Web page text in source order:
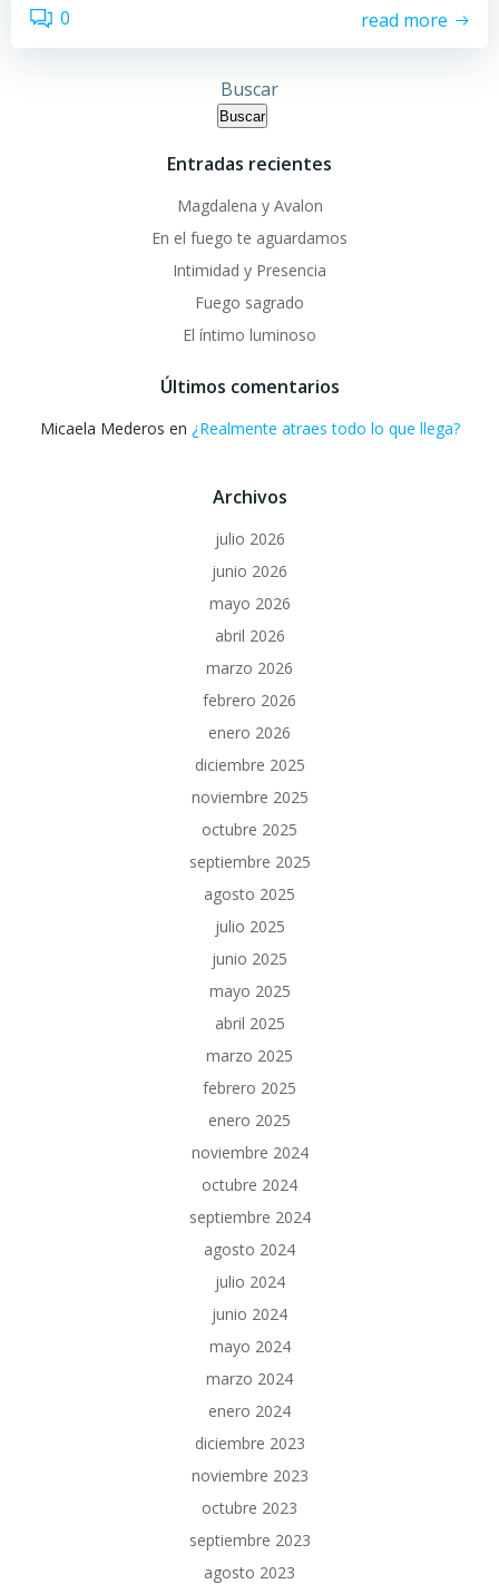
0 read more
Buscar
Buscar
Entradas recientes
Magdalena y Avalon
En el fuego te aguardamos
Intimidad y Presencia
Fuego sagrado
El íntimo luminoso
Últimos comentarios
Micaela Mederos en ¿Realmente atraes todo lo que llega?
Archivos
julio 2026
junio 2026
mayo 2026
abril 2026
marzo 2026
febrero 2026
enero 2026
diciembre 2025
noviembre 2025
octubre 2025
septiembre 2025
agosto 2025
julio 2025
junio 2025
mayo 2025
abril 2025
marzo 2025
febrero 2025
enero 2025
noviembre 2024
octubre 2024
septiembre 2024
agosto 2024
julio 2024
junio 2024
mayo 2024
marzo 2024
enero 2024
diciembre 2023
noviembre 2023
octubre 2023
septiembre 2023
agosto 2023